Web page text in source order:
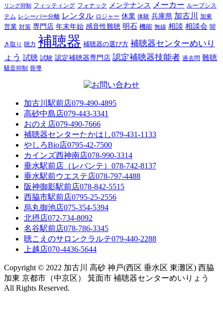
リング抑制
フィッティング フォナック メンテナンス メーカー ループシス
テム レシーバー分離 レンタル ロジャー 休業 体験 兵庫県 加古川 加東
営業 対策 専門店 年末年始 感音性難聴 明石 機能 無線 相談 相談会 聞
き取り 聴力 補聴器 補聴器の選び方 補聴器センターめいり
ょう 試聴 試験 認定補聴器専門店 認定補聴器技能者 過去問 難聴
騒音抑制 骨導
加古川駅前店079-490-4895
高砂中島店079-443-3341
おのえ店079-490-7666
補聴器センターたかはし079-431-1133
やしろBio店0795-42-7500
カインズ西神南店078-990-3314
垂水駅前店（レバンテ） 078-742-8137
垂水駅前ウエステ店078-797-4488
阪神御影駅前店078-842-5515
西脇市駅前店0795-25-2556
烏丸御池店075-354-5394
北摂店072-734-8092
名谷駅前店078-786-3345
聴こえのサロンクラルテ079-440-2288
上越店070-4436-5644
Copyright © 2022 加古川 高砂 神戸(西区 垂水区 東灘区) 西脇
加東 京都市（中京区） 箕面市 補聴器センターめいりょう
All Rights Reserved.